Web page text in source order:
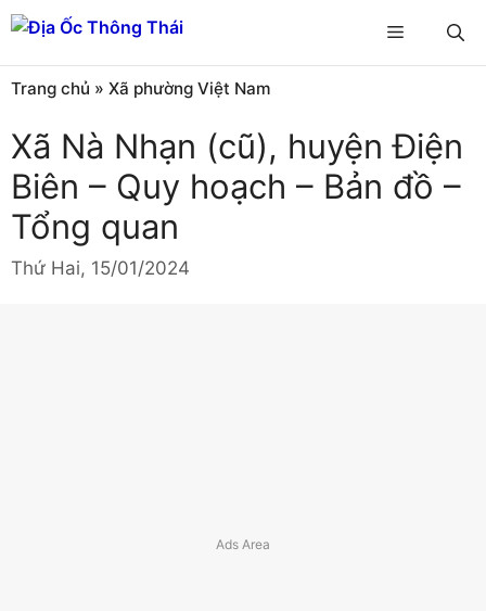
Chuyển
đến
nội
dung
Menu
Trang chủ » Xã phường Việt Nam
Xã Nà Nhạn (cũ), huyện Điện
Biên – Quy hoạch – Bản đồ –
Tổng quan
Thứ Hai, 15/01/2024